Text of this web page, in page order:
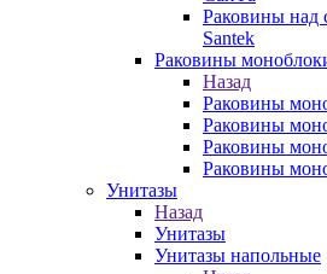
Раковины над
Santek
Раковины
Назад
Раковины
Раковины
Раковины
Раковины
Унитазы
Назад
Унитазы
Унитазы напольные